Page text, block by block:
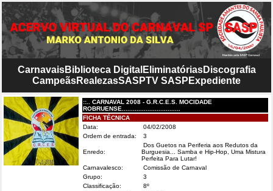
CarnavaisBiblioteca Digital EliminatóriasDiscografia
CampeãsRealezasSASPTV SASP Expediente
::.. CARNAVAL 2008 - G.R.C.E.S. MOCIDADE
ROBRUENSE................................
FICHA TÉCNICA
Data:
04/02/2008
Ordem de entrada:
3
Enredo:
Dos Guetos na Periferia aos Redutos da
Burguesia... Samba e Hip-Hop, Uma Mistura
Perfeita Para Lutar!
Carnavalesco:
Comissão de Carnaval
Grupo:
3
Classificação:
8º